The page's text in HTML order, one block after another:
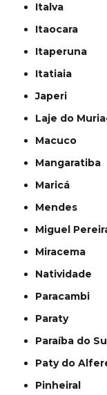
Italva
Itaocara
Itaperuna
Itatiaia
Japeri
Laje do
Macuco
Mangaratiba
Maricá
Mendes
Miguel
Miracema
Natividade
Paracambi
Paraty
Paraíba do
Paty do
Pinheiral